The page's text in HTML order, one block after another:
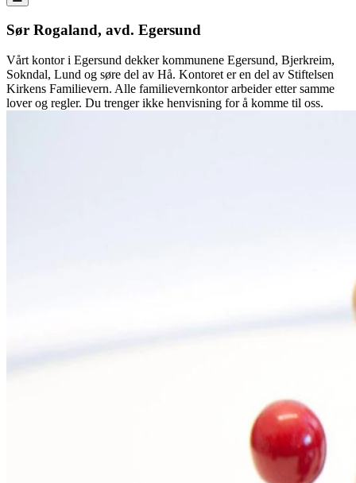
Sør Rogaland, avd. Egersund
Vårt kontor i Egersund dekker kommunene Egersund, Bjerkreim,
Sokndal, Lund og søre del av Hå. Kontoret er en del av Stiftelsen
Kirkens Familievern. Alle familievernkontor arbeider etter samme
lover og regler. Du trenger ikke henvisning for å komme til oss.